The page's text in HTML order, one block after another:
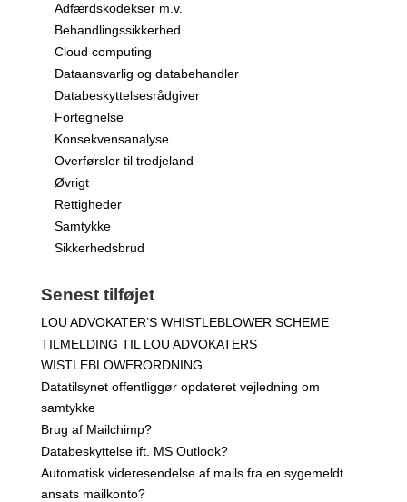
Adfærdskodekser m.v.
Behandlingssikkerhed
Cloud computing
Dataansvarlig og databehandler
Databeskyttelsesrådgiver
Fortegnelse
Konsekvensanalyse
Overførsler til tredjeland
Øvrigt
Rettigheder
Samtykke
Sikkerhedsbrud
Senest tilføjet
LOU ADVOKATER’S WHISTLEBLOWER SCHEME
TILMELDING TIL LOU ADVOKATERS
WISTLEBLOWERORDNING
Datatilsynet offentliggør opdateret vejledning om
samtykke
Brug af Mailchimp?
Databeskyttelse ift. MS Outlook?
Automatisk videresendelse af mails fra en sygemeldt
ansats mailkonto?